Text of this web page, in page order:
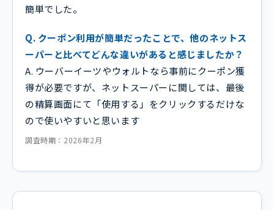
簡単でした。
Q. クーポン利用が簡単だったことで、他のネットス
ーパーと比べてどんな違いがあると感じましたか？
A. ウーバーイーツやウォルトなら事前にクーポン獲
得が必要ですが、ネットスーパーに関しては、最後
の精算画面にて「使用する」をクリックするだけな
ので使いやすいと思います
調査時期：2026年2月